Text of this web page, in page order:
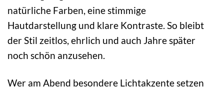
natürliche Farben, eine stimmige
Hautdarstellung und klare Kontraste. So bleibt
der Stil zeitlos, ehrlich und auch Jahre später
noch schön anzusehen.
Wer am Abend besondere Lichtakzente setzen